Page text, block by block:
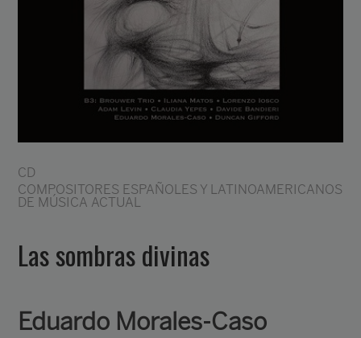
CD
COMPOSITORES ESPAÑOLES Y LATINOAMERICANOS
DE MÚSICA ACTUAL
Las sombras divinas
Eduardo Morales-Caso